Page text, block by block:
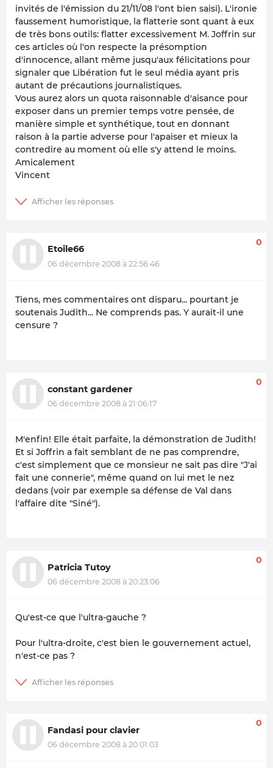
invités de l'émission du 21/11/08 l'ont bien saisi). L'ironie
faussement humoristique, la flatterie sont quant à eux
de très bons outils: flatter excessivement M. Joffrin sur
ces articles où l'on respecte la présomption
d'innocence, allant même jusqu'aux félicitations pour
signaler que Libération fut le seul média ayant pris
autant de précautions journalistiques.
Vous aurez alors un quota raisonnable d'aisance pour
exposer dans un premier temps votre pensée, de
manière simple et synthétique, tout en donnant
raison à la partie adverse pour l'apaiser et mieux la
contredire au moment où elle s'y attend le moins.
Amicalement
Vincent
Etoile66
06 décembre 2008 à 22:56:46
0
Tiens, mes commentaires ont disparu... pourtant je
soutenais Judith... Ne comprends pas. Y aurait-il une
censure ?
constant gardener
06 décembre 2008 à 21:06:17
0
M'enfin! Elle était parfaite, la démonstration de Judith!
Et si Joffrin a fait semblant de ne pas comprendre,
c'est simplement que ce monsieur ne sait pas dire "J'ai
fait une connerie", même quand on lui met le nez
dedans (voir par exemple sa défense de Val dans
l'affaire dite "Siné").
Patricia Tutoy
06 décembre 2008 à 20:23:06
0
Qu'est-ce que l'ultra-gauche ?
Pour l'ultra-droite, c'est bien le gouvernement actuel,
n'est-ce pas ?
Fandasi pour clavier
06 décembre 2008 à 20:01:03
0